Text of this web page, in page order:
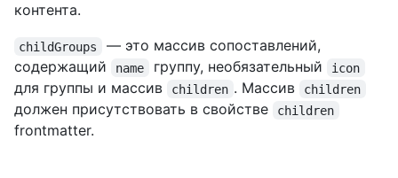
контента.
childGroups
— это массив сопоставлений,
содержащий
name группу, необязательный icon
для группы и массив children . Массив children
должен присутствовать в свойстве children
frontmatter.